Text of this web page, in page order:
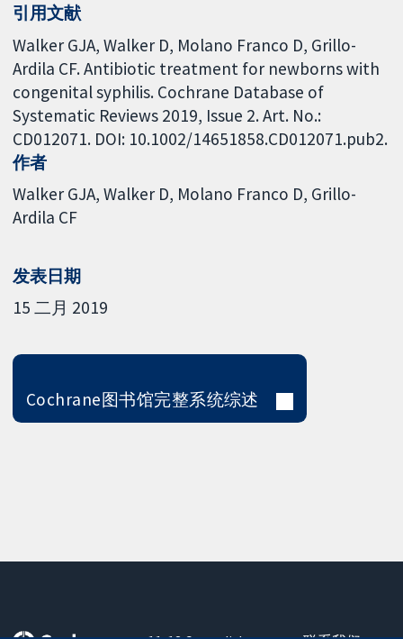
引用文献
Walker GJA, Walker D, Molano Franco D, Grillo-
Ardila CF. Antibiotic treatment for newborns with
congenital syphilis. Cochrane Database of
Systematic Reviews 2019, Issue 2. Art. No.:
CD012071. DOI: 10.1002/14651858.CD012071.pub2.
作者
Walker GJA Walker D Molano Franco D Grillo-
Ardila CF
发表日期
15 二月 2019
Cochrane图书馆完整系统综述